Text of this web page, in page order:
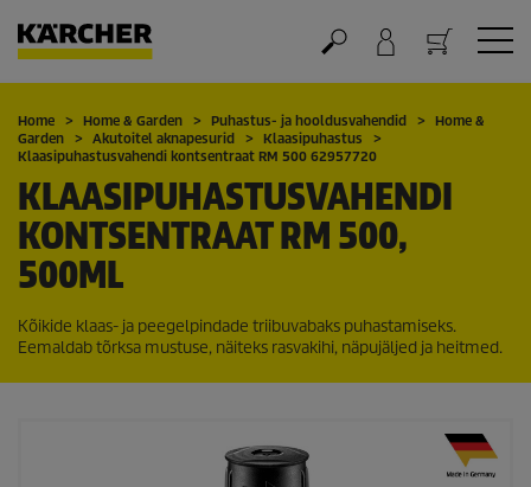
Ostukorv
Home Home & Garden Puhastus- ja hooldusvahendid
Home &
Garden
Akutoitel aknapesurid
Klaasipuhastus
Klaasipuhastusvahendi kontsentraat RM 500 62957720
KLAASIPUHASTUSVAHENDI
KONTSENTRAAT RM 500,
500ML
Kõikide klaas- ja peegelpindade triibuvabaks puhastamiseks.
Eemaldab tõrksa mustuse, näiteks rasvakihi, näpujäljed ja heitmed.